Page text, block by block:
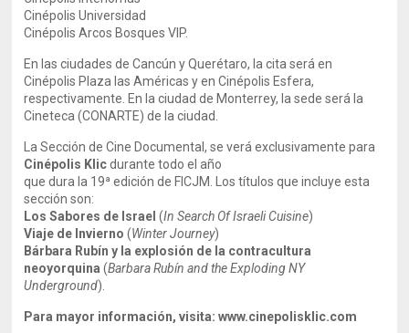
Cinépolis Universidad
Cinépolis Arcos Bosques VIP.
En las ciudades de Cancún y Querétaro, la cita será en
Cinépolis Plaza las Américas y en Cinépolis Esfera,
respectivamente. En la ciudad de Monterrey, la sede será la
Cineteca (CONARTE) de la ciudad.
La Sección de Cine Documental, se verá exclusivamente para
Cinépolis Klicdurante todo el año
que dura la 19ª edición de FICJM. Los títulos que incluye esta
sección son:
Los Sabores de Israel (In Search Of Israeli Cuisine)
Viaje de Invierno (Winter Journey)
Bárbara Rubín y la explosión de la contracultura
neoyorquina (Barbara Rubín and the Exploding NY
Underground).
Para mayor información, visita: www.cinepolisklic.com